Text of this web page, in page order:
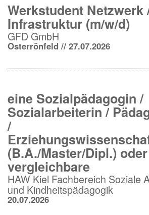
Werkstudent Netzwerk
Infrastruktur (m/w/d)
GFD GmbH
Osterrönfeld // 27.07.2026
eine Sozialpädagogin /
Sozialarbeiterin /
/
(B.A./Master/Dipl.) oder
vergleichbare
HAW Kiel Fachbereich Soziale
und Kindheitspädagogik
20.07.2026